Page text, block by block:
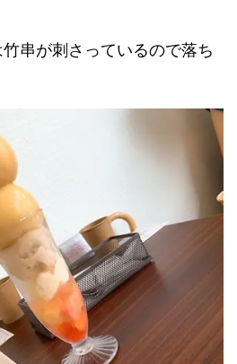
串が刺さっているので落ち